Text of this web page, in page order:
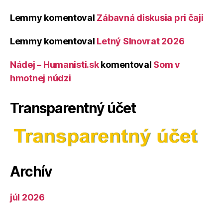
Lemmy komentoval Zábavná diskusia pri čaji
Lemmy komentoval Letný Slnovrat 2026
Nádej – Humanisti.skkomentoval Som v
hmotnej núdzi
Transparentný účet
Archív
júl 2026